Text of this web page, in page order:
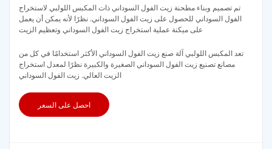
تم تصميم وبناء مطحنة زيت الفول السوداني ذات المكبس اللولبي لاستخراج
الفول السوداني للحصول على زيت الفول السوداني. نظرًا لأنه يمكن أن يعمل
على ميكنة عملية استخراج زيت الفول السوداني وتعظيم الزيت
تعد المكبس اللولبي آلة صنع زيت الفول السوداني الأكثر استخدامًا في كل من
مصانع تصنيع زيت الفول السوداني الصغيرة والكبيرة نظرًا لمعدل استخراج
الزيت العالي. زيت الفول السوداني
احصل على السعر